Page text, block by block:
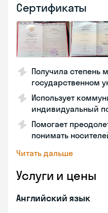
Сертификаты
Получила степень
государственном
Использует
индивидуальный
Помогает
понимать
Читать дальше
Услуги и цены
Английский язык